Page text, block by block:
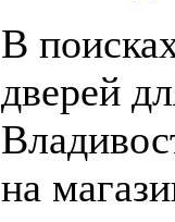
В
дверей
на